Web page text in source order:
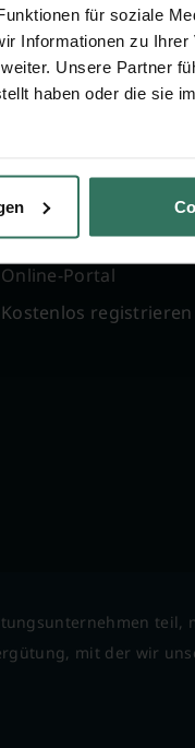
für soziale
Informationen zu Ihrer
Unsere Partner
haben oder die sie
FÜR BESTATTER
Online-Portal
Kostenlos registrieren
mit der wir